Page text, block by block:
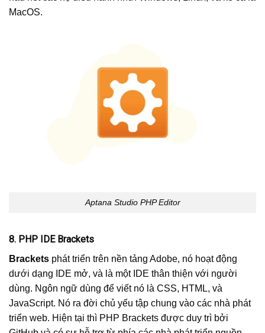
MacOS.
Aptana Studio PHP Editor
8. PHP IDE Brackets
Brackets phát triển trên nền tảng Adobe, nó hoạt động
dưới dạng IDE mở, và là một IDE thân thiện với người
dùng. Ngôn ngữ dùng để viết nó là CSS, HTML, và
JavaScript. Nó ra đời chủ yếu tập chung vào các nhà phát
triển web. Hiện tại thì PHP Brackets được duy trì bởi